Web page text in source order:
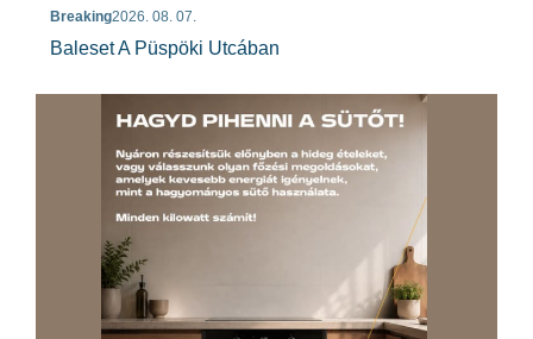
Breaking2026. 08. 07.
Baleset A Püspöki Utcában